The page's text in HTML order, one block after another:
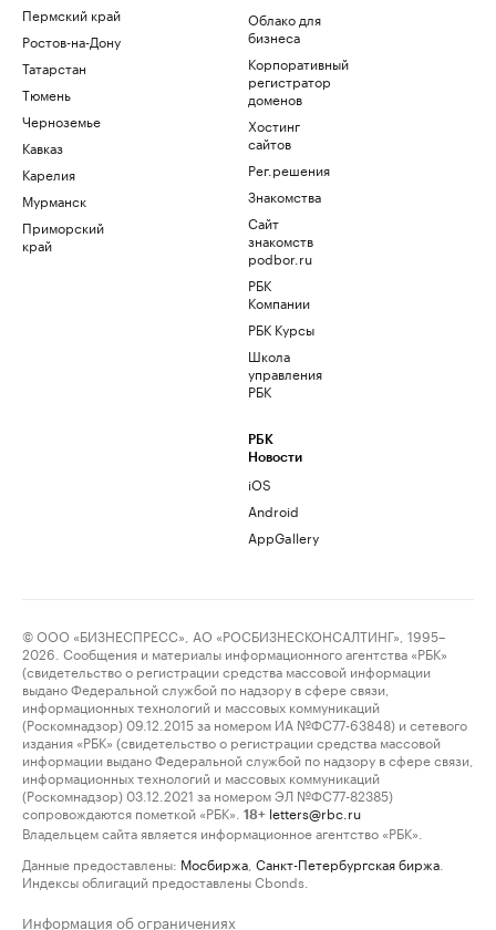
Пермский край
Ростов-на-Дону
Татарстан
Тюмень
Черноземье
Кавказ
Карелия
Мурманск
Приморский
край
Облако для
бизнеса
Корпоративный
регистратор
доменов
Хостинг
сайтов
Рег.решения
Знакомства
Сайт
знакомств
podbor.ru
РБК
Компании
РБК Курсы
Школа
управления
РБК
РБК
Новости
iOS
Android
AppGallery
© ООО «БИЗНЕСПРЕСС», АО «РОСБИЗНЕСКОНСАЛТИНГ», 1995–
2026. Сообщения и материалы информационного агентства «РБК»
(свидетельство о регистрации средства массовой информации
выдано Федеральной службой по надзору в сфере связи,
информационных технологий и массовых коммуникаций
(Роскомнадзор) 09.12.2015 за номером ИА №ФС77-63848) и сетевого
издания «РБК» (свидетельство о регистрации средства массовой
информации выдано Федеральной службой по надзору в сфере связи,
информационных технологий и массовых коммуникаций
(Роскомнадзор) 03.12.2021 за номером ЭЛ №ФС77-82385)
сопровождаются пометкой «РБК».
18+ letters@rbc.ru
Владельцем сайта является информационное агентство «РБК».
Данные предоставлены: Мосбиржа Санкт-Петербургская биржа
Индексы облигаций предоставлены Cbonds.
Информация об ограничениях